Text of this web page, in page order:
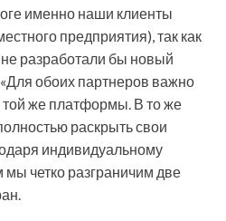
именно наши клиенты
предприятия), так как
разработали бы новый
обоих партнеров важно
той же платформы. В то же
раскрыть свои
индивидуальному
четко разграничим две